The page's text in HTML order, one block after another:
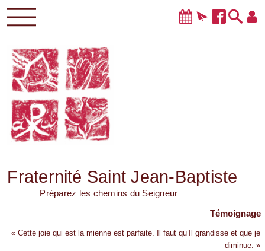
Fraternité Saint Jean-Baptiste
Préparez les chemins du Seigneur
Témoignage
« Cette joie qui est la mienne est parfaite. Il faut qu’Il grandisse et que je
diminue. »